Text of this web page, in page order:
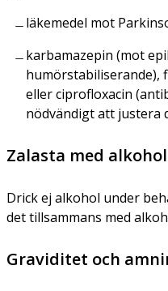
läkemedel mot
karbamazepin (mot
humörstabiliserande),
eller ciprofloxacin
nödvändigt att justera
Zalasta med alkohol
Drick ej alkohol under
det tillsammans med
Graviditet och